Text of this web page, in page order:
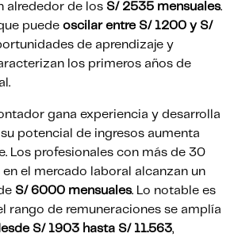
alrededor de los S/ 2535 mensuales.
puede oscilar entre S/ 1200 y S/
de aprendizaje y
los primeros años de
gana experiencia y desarrolla
potencial de ingresos aumenta
Los profesionales con más de 30
en el mercado laboral alcanzan un
S/ 6000 mensuales. Lo notable es
rango de remuneraciones se amplía
S/ 1903 hasta S/ 11.563,